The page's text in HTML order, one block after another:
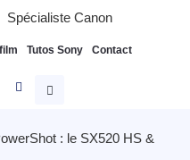
Spécialiste Canon
Tutos Sony Contact
: le SX520 HS &